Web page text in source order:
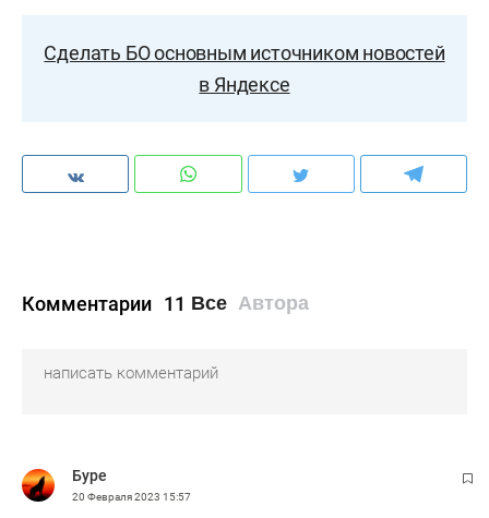
Сделать БО основным источником новостей
в Яндексе
Комментарии 11 Все Автора
Буре
20 Февраля 2023 15:57